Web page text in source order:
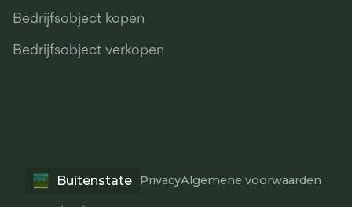
Bedrijfsobject kopen
Bedrijfsobject verkopen
Buitenstate PrivacyAlgemene voorwaarden